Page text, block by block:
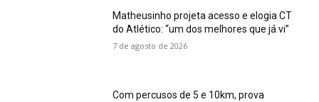
Matheusinho projeta acesso e elogia CT
do Atlético: “um dos melhores que já vi”
7 de agosto de 2026
Com percusos de 5 e 10km, prova